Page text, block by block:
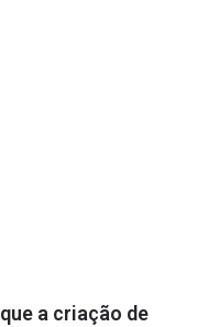
a criação de